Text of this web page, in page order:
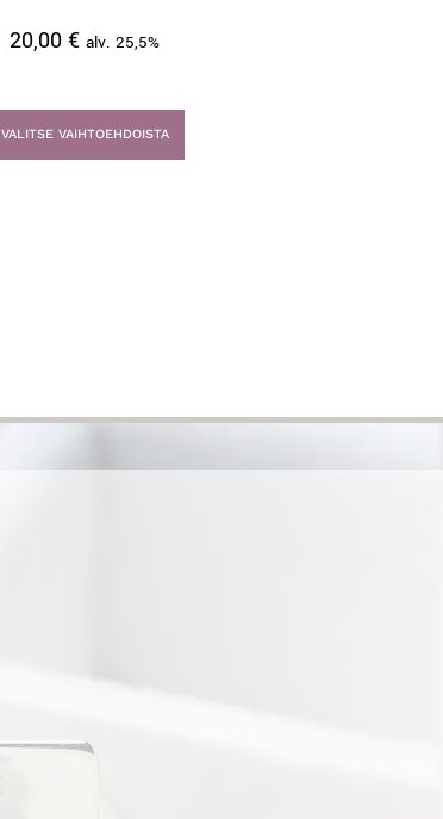
20,00€ alv. 25,5%
VALITSE VAIHTOEHDOISTA